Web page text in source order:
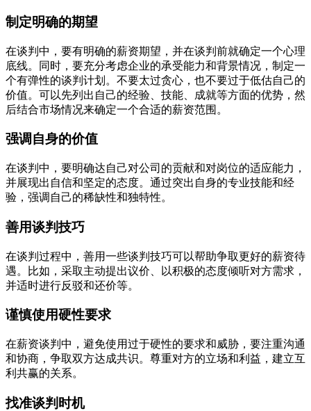
制定明确的期望
在谈判中，要有明确的薪资期望，并在谈判前就确定一个心理
底线。同时，要充分考虑企业的承受能力和背景情况，制定一
个有弹性的谈判计划。不要太过贪心，也不要过于低估自己的
价值。可以先列出自己的经验、技能、成就等方面的优势，然
后结合市场情况来确定一个合适的薪资范围。
强调自身的价值
在谈判中，要明确达自己对公司的贡献和对岗位的适应能力，
并展现出自信和坚定的态度。通过突出自身的专业技能和经
验，强调自己的稀缺性和独特性。
善用谈判技巧
在谈判过程中，善用一些谈判技巧可以帮助争取更好的薪资待
遇。比如，采取主动提出议价、以积极的态度倾听对方需求，
并适时进行反驳和还价等。
谨慎使用硬性要求
在薪资谈判中，避免使用过于硬性的要求和威胁，要注重沟通
和协商，争取双方达成共识。尊重对方的立场和利益，建立互
利共赢的关系。
找准谈判时机